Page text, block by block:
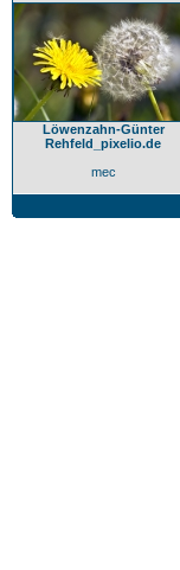
Löwenzahn-Günter
Rehfeld_pixelio.de
mec